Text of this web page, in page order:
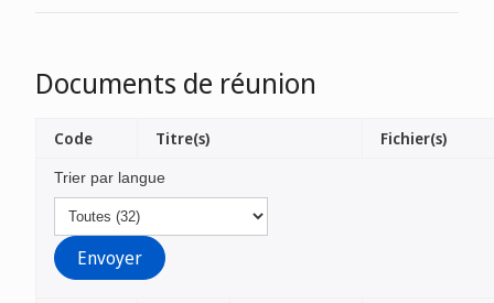
Documents de réunion
Trier par langue
Code Titre(s) Fichier(s)